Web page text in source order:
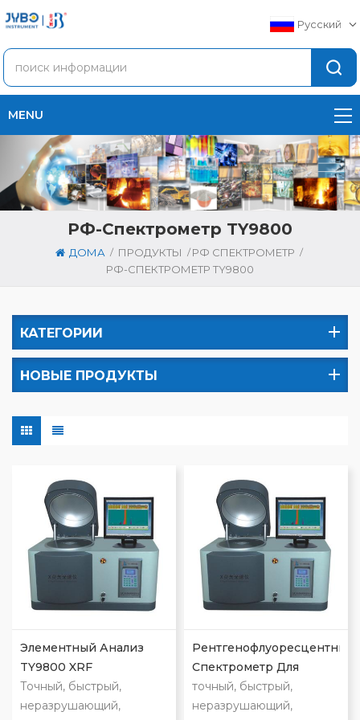
Русский
MENU
РФ-Спектрометр TY9800
ДОМА / ПРОДУКТЫ / РФ СПЕКТРОМЕТР /
РФ-СПЕКТРОМЕТР TY9800
КАТЕГОРИИ
НОВЫЕ ПРОДУКТЫ
Элементный Анализ
TY9800 XRF
Точный, быстрый,
неразрушающий,
Рентгенофлуоресцентный
Спектрометр Для
Металлов
точный, быстрый,
неразрушающий,